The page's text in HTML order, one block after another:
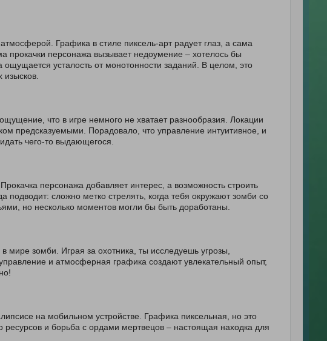
Графика в стиле пиксель-арт радует глаз, а сама
прокачки персонажа вызывает недоумение – хотелось бы
усталость от монотонности заданий. В целом, это
что в игре немного не хватает разнообразия. Локации
предсказуемыми. Порадовало, что управление интуитивное, и
чего-то выдающегося.
персонажа добавляет интерес, а возможность строить
подводит: сложно метко стрелять, когда тебя окружают зомби со
но несколько моментов могли бы быть доработаны.
мире зомби. Играя за охотника, ты исследуешь угрозы,
и атмосферная графика создают увлекательный опыт,
на мобильном устройстве. Графика пиксельная, но это
и борьба с ордами мертвецов – настоящая находка для